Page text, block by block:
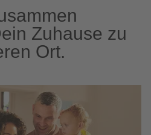
Zuhause zu
Ort.